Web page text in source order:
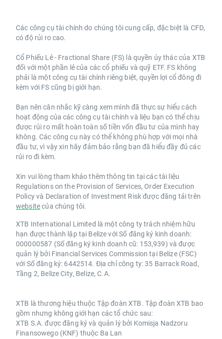
Các công cụ tài chính do chúng tôi cung cấp, đặc biệt là CFD,
có độ rủi ro cao.
Cổ Phiếu Lẻ - Fractional Share (FS) là quyền ủy thác của XTB
đối với một phần lẻ của các cổ phiếu và quỹ ETF. FS không
phải là một công cụ tài chính riêng biệt, quyền lợi cổ đông đi
kèm với FS cũng bị giới hạn.
Bạn nên cân nhắc kỹ càng xem mình đã thực sự hiểu cách
hoạt động của các công cụ tài chính và liệu bạn có thể chịu
được rủi ro mất hoàn toàn số tiền vốn đầu tư của mình hay
không. Các công cụ này có thể không phù hợp với mọi nhà
đầu tư, vì vậy xin hãy đảm bảo rằng bạn đã hiểu đầy đủ các
rủi ro đi kèm.
Xin vui lòng tham khảo thêm thông tin tại các tài liệu
Regulations on the Provision of Services, Order Execution
Policy và Declaration of Investment Risk được đăng tải trên
websitecủa chúng tôi.
XTB International Limited là một công ty trách nhiệm hữu
hạn được thành lập tại Belize với Số đăng ký kinh doanh:
000000587 (Số đăng ký kinh doanh cũ: 153,939) và được
quản lý bởi Financial Services Commission tại Belize (FSC)
với Số đăng ký: 6442514. Địa chỉ công ty: 35 Barrack Road,
Tầng 2, Belize City, Belize, C.A.
XTB là thương hiệu thuộc Tập đoàn XTB. Tập đoàn XTB bao
gồm nhưng không giới hạn các tổ chức sau:
XTB S.A. được đăng ký và quản lý bởi Komisja Nadzoru
Finansowego (KNF) thuộc Ba Lan